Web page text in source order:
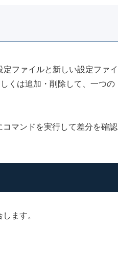
ファイルと新しい設定ファイ
くは追加・削除して、一つの
マンドを実行して差分を確認
ます。